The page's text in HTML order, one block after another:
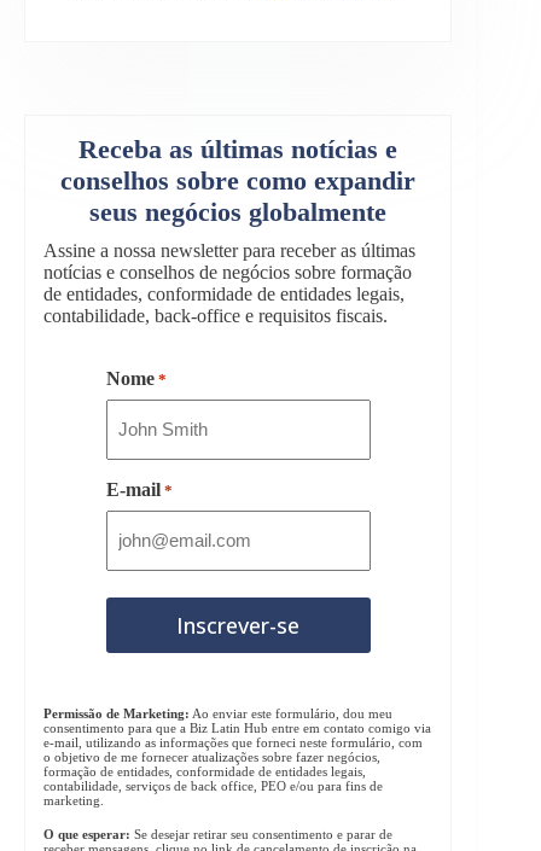
Receba as últimas notícias e
conselhos sobre como expandir
seus negócios globalmente
Assine a nossa newsletter para receber as últimas
notícias e conselhos de negócios sobre formação
de entidades, conformidade de entidades legais,
contabilidade, back-office e requisitos fiscais.
Nome *
E-mail *
Permissão de Marketing: Ao enviar este formulário, dou meu
consentimento para que a Biz Latin Hub entre em contato comigo via
e-mail, utilizando as informações que forneci neste formulário, com
o objetivo de me fornecer atualizações sobre fazer negócios,
formação de entidades, conformidade de entidades legais,
contabilidade, serviços de back office, PEO e/ou para fins de
marketing.
O que esperar: Se desejar retirar seu consentimento e parar de